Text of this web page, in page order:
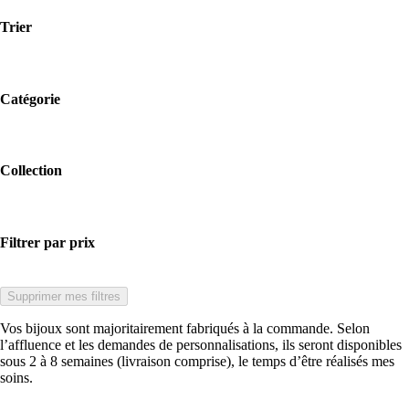
Trier
Catégorie
Collection
Filtrer par prix
Supprimer mes filtres
Vos bijoux sont majoritairement fabriqués à la commande. Selon
l’affluence et les demandes de personnalisations, ils seront disponibles
sous 2 à 8 semaines (livraison comprise), le temps d’être réalisés mes
soins.